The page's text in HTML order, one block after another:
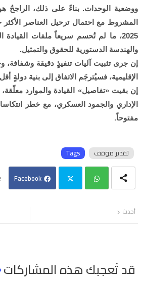
ووضعية الوحدات. بناءً على ذلك، الراجحُ هو
المشروط مع احتمال ترحيل العناصر
2025، ما لم تُحسم سريعاً ملفات
والهندسة الدستورية للحقوق والتمثيل.
إن جرى تثبيت آليات تنفيذٍ دقيقة
الإقليمية، فسيُترجَم الاتفاق إلى بنية دولةٍ
إن بقيت «تفاصيل» القيادة والموارد
الإداري والجمود العسكري، مع خطر
مفتوحاً.
Tags تقدير موقف
Facebook
أحدث
قد تُعجبك هذه المشاركات